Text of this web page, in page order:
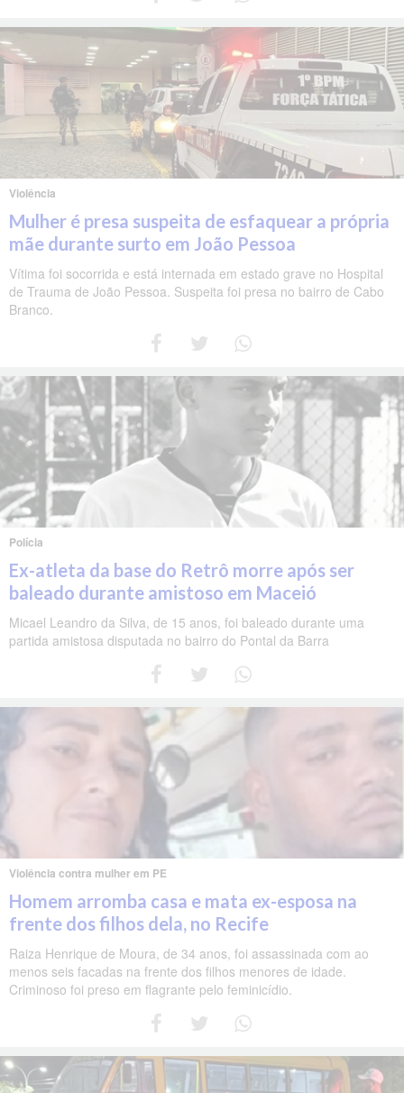
Violência
Mulher é presa suspeita de esfaquear a própria
mãe durante surto em João Pessoa
Vítima foi socorrida e está internada em estado grave no Hospital
de Trauma de João Pessoa. Suspeita foi presa no bairro de Cabo
Branco.
Polícia
Ex-atleta da base do Retrô morre após ser
baleado durante amistoso em Maceió
Micael Leandro da Silva, de 15 anos, foi baleado durante uma
partida amistosa disputada no bairro do Pontal da Barra
Violência contra mulher em PE
Homem arromba casa e mata ex-esposa na
frente dos filhos dela, no Recife
Raiza Henrique de Moura, de 34 anos, foi assassinada com ao
menos seis facadas na frente dos filhos menores de idade.
Criminoso foi preso em flagrante pelo feminicídio.